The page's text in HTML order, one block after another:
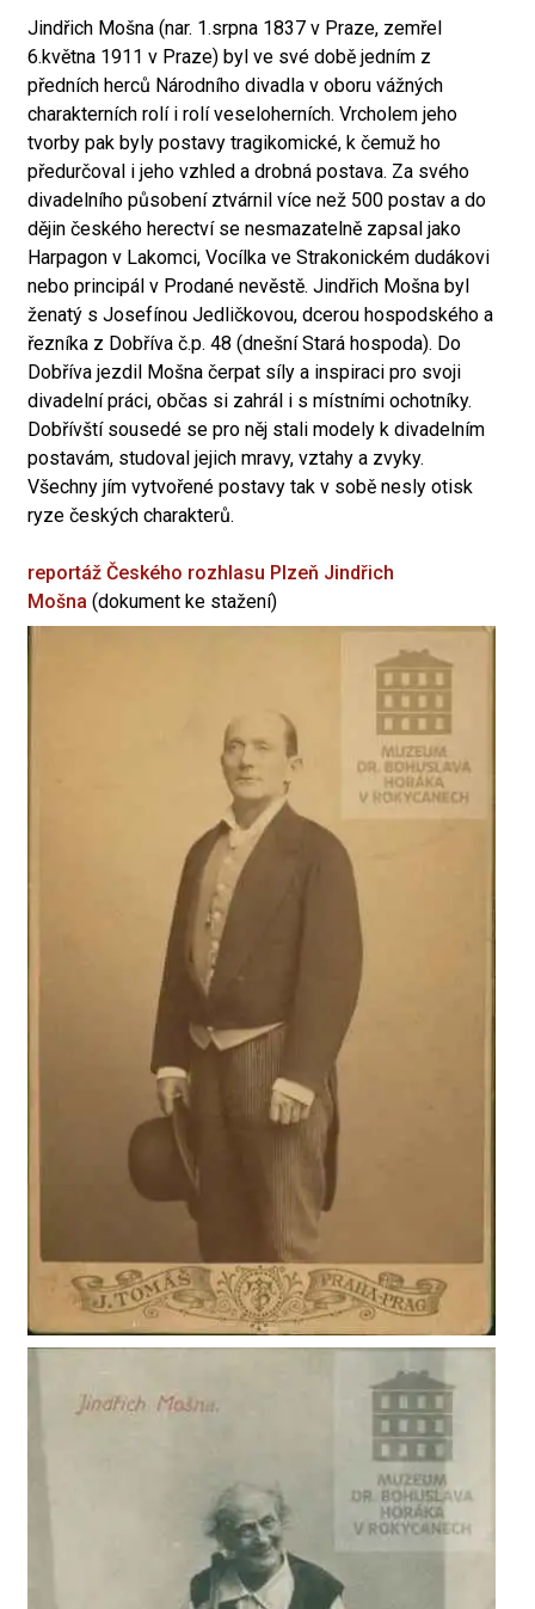
Jindřich Mošna (nar. 1.srpna 1837 v Praze, zemřel
6.května 1911 v Praze) byl ve své době jedním z
předních herců Národního divadla v oboru vážných
charakterních rolí i rolí veseloherních. Vrcholem jeho
tvorby pak byly postavy tragikomické, k čemuž ho
předurčoval i jeho vzhled a drobná postava. Za svého
divadelního působení ztvárnil více než 500 postav a do
dějin českého herectví se nesmazatelně zapsal jako
Harpagon v Lakomci, Vocílka ve Strakonickém dudákovi
nebo principál v Prodané nevěstě. Jindřich Mošna byl
ženatý s Josefínou Jedličkovou, dcerou hospodského a
řezníka z Dobříva č.p. 48 (dnešní Stará hospoda). Do
Dobříva jezdil Mošna čerpat síly a inspiraci pro svoji
divadelní práci, občas si zahrál i s místními ochotníky.
Dobřívští sousedé se pro něj stali modely k divadelním
postavám, studoval jejich mravy, vztahy a zvyky.
Všechny jím vytvořené postavy tak v sobě nesly otisk
ryze českých charakterů.
reportáž Českého rozhlasu Plzeň Jindřich
Mošna (dokument ke stažení)